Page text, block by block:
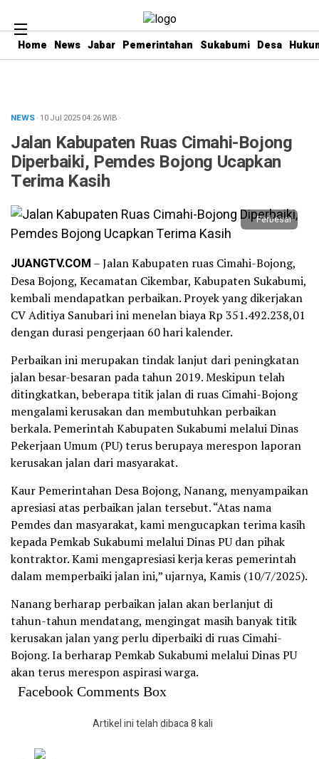
Home News Jabar Pemerintahan Sukabumi Desa
NEWS· 10 Jul 202504:26WIB ·
Jalan Kabupaten Ruas Cimahi-Bojong
Diperbaiki, Pemdes Bojong Ucapkan
Terima Kasih
Perbesar
JUANGTV.COM – Jalan Kabupaten ruas Cimahi-Bojong,
Desa Bojong, Kecamatan Cikembar, Kabupaten Sukabumi,
kembali mendapatkan perbaikan. Proyek yang dikerjakan
CV Aditiya Sanubari ini menelan biaya Rp 351.492.238,01
dengan durasi pengerjaan 60 hari kalender.
Perbaikan ini merupakan tindak lanjut dari peningkatan
jalan besar-besaran pada tahun 2019. Meskipun telah
ditingkatkan, beberapa titik jalan di ruas Cimahi-Bojong
mengalami kerusakan dan membutuhkan perbaikan
berkala. Pemerintah Kabupaten Sukabumi melalui Dinas
Pekerjaan Umum (PU) terus berupaya merespon laporan
kerusakan jalan dari masyarakat.
Kaur Pemerintahan Desa Bojong, Nanang, menyampaikan
apresiasi atas perbaikan jalan tersebut. “Atas nama
Pemdes dan masyarakat, kami mengucapkan terima kasih
kepada Pemkab Sukabumi melalui Dinas PU dan pihak
kontraktor. Kami mengapresiasi kerja keras pemerintah
dalam memperbaiki jalan ini,” ujarnya, Kamis (10/7/2025).
Nanang berharap perbaikan jalan akan berlanjut di
tahun-tahun mendatang, mengingat masih banyak titik
kerusakan jalan yang perlu diperbaiki di ruas Cimahi-
Bojong. Ia berharap Pemkab Sukabumi melalui Dinas PU
akan terus merespon aspirasi warga.
Facebook Comments Box
Artikel ini telah dibaca 8 kali